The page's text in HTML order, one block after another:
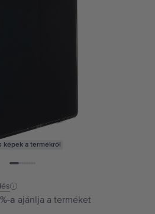
képek a termékről
a ajánlja a terméket